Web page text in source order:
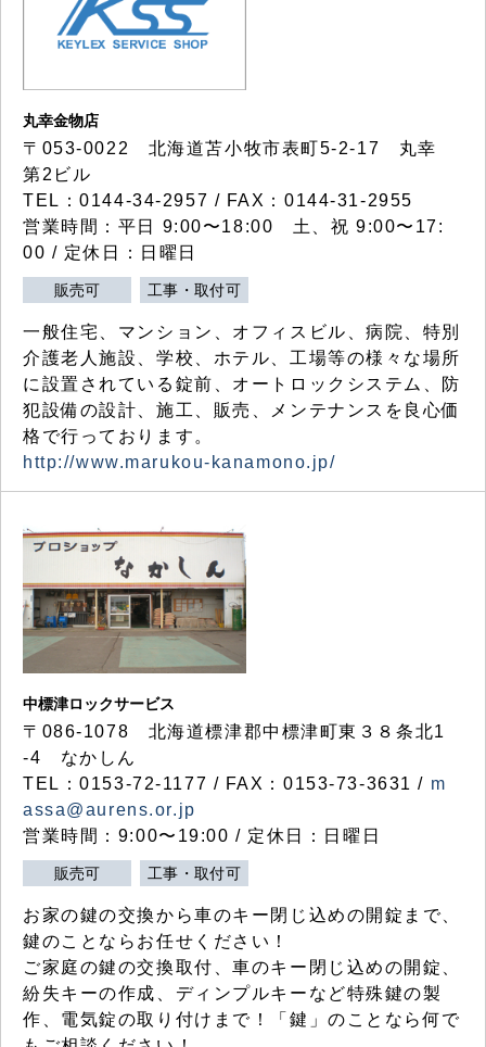
丸幸金物店
〒053-0022 北海道苫小牧市表町5-2-17 丸幸
第2ビル
TEL：0144-34-2957 / FAX：0144-31-2955
営業時間：平日 9:00〜18:00 土、祝 9:00〜17:
00 / 定休日：日曜日
販売可 工事・取付可
一般住宅、マンション、オフィスビル、病院、特別
介護老人施設、学校、ホテル、工場等の様々な場所
に設置されている錠前、オートロックシステム、防
犯設備の設計、施工、販売、メンテナンスを良心価
格で行っております。
http://www.marukou-kanamono.jp/
中標津ロックサービス
〒086-1078 北海道標津郡中標津町東３８条北1
-4 なかしん
TEL：0153-72-1177 / FAX：0153-73-3631 / m
assa@aurens.or.jp
営業時間：9:00〜19:00 / 定休日：日曜日
販売可 工事・取付可
お家の鍵の交換から車のキー閉じ込めの開錠まで、
鍵のことならお任せください！
ご家庭の鍵の交換取付、車のキー閉じ込めの開錠、
紛失キーの作成、ディンプルキーなど特殊鍵の製
作、電気錠の取り付けまで！「鍵」のことなら何で